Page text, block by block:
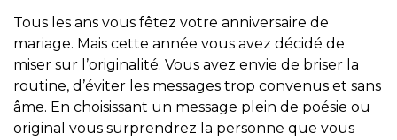
Tous les ans vous fêtez votre anniversaire de
mariage. Mais cette année vous avez décidé de
miser sur l’originalité. Vous avez envie de briser la
routine, d’éviter les messages trop convenus et sans
âme. En choisissant un message plein de poésie ou
original vous surprendrez la personne que vous